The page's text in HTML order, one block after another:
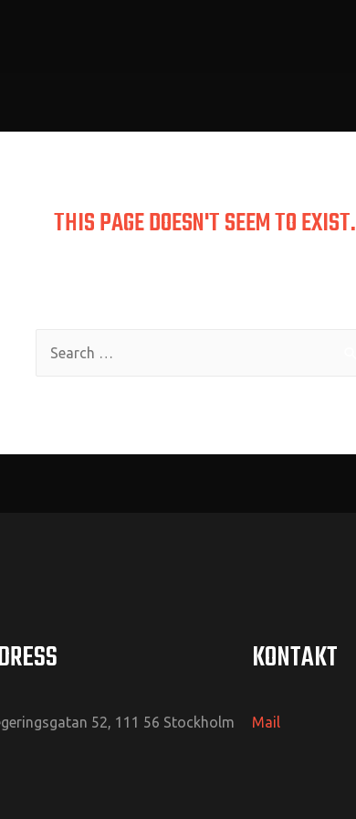
THIS PAGE DOESN'T SEEM TO EXIST.
52, 111 56 Stockholm
KONTAKT
Mail